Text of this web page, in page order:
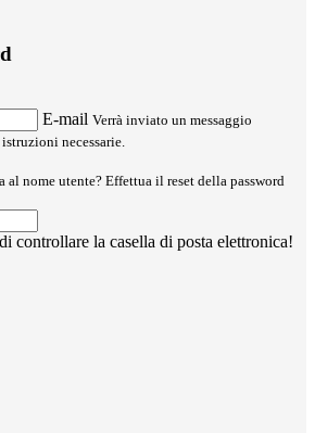
E-mail Verrà inviato un messaggio
necessarie.
al nome utente? Effettua il reset della password
controllare la casella di posta elettronica!